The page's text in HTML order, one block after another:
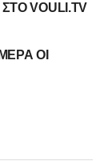
ΑΠΟΔΟΧΗ
VOULI.TV
ΟΙ